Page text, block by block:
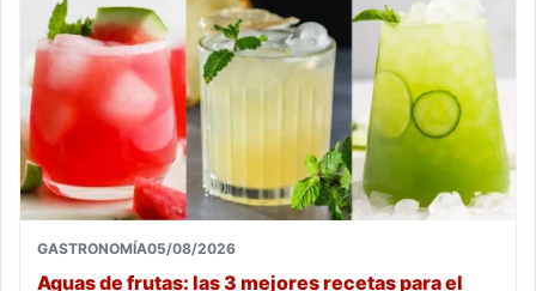
GASTRONOMÍA05/08/2026
Aguas de frutas: las 3 mejores recetas para el